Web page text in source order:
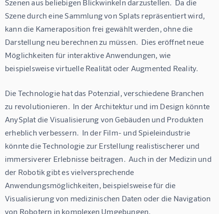
Szenen aus beliebigen Blickwinkeln darzustellen.  Da die
Szene durch eine Sammlung von Splats repräsentiert wird,
kann die Kameraposition frei gewählt werden, ohne die
Darstellung neu berechnen zu müssen.  Dies eröffnet neue
Möglichkeiten für interaktive Anwendungen, wie
beispielsweise virtuelle Realität oder Augmented Reality.
Die Technologie hat das Potenzial, verschiedene Branchen
zu revolutionieren.  In der Architektur und im Design könnte
AnySplat die Visualisierung von Gebäuden und Produkten
erheblich verbessern.  In der Film- und Spieleindustrie
könnte die Technologie zur Erstellung realistischerer und
immersiverer Erlebnisse beitragen.  Auch in der Medizin und
der Robotik gibt es vielversprechende
Anwendungsmöglichkeiten, beispielsweise für die
Visualisierung von medizinischen Daten oder die Navigation
von Robotern in komplexen Umgebungen.